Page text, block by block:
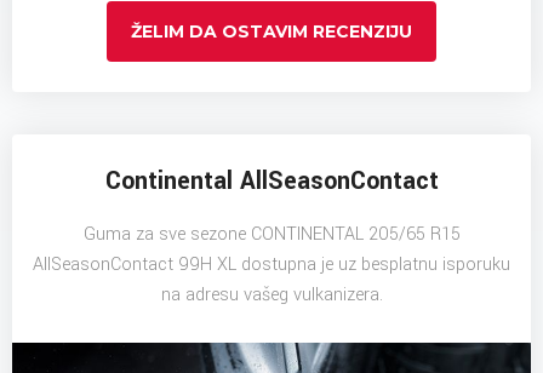
ŽELIM DA OSTAVIM RECENZIJU
Continental AllSeasonContact
Guma za sve sezone CONTINENTAL 205/65 R15
AllSeasonContact 99H XL dostupna je uz besplatnu isporuku
na adresu vašeg vulkanizera.